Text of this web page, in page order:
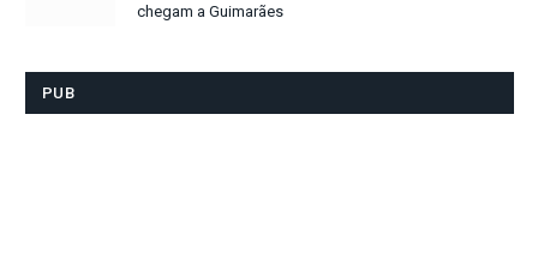
chegam a Guimarães
PUB